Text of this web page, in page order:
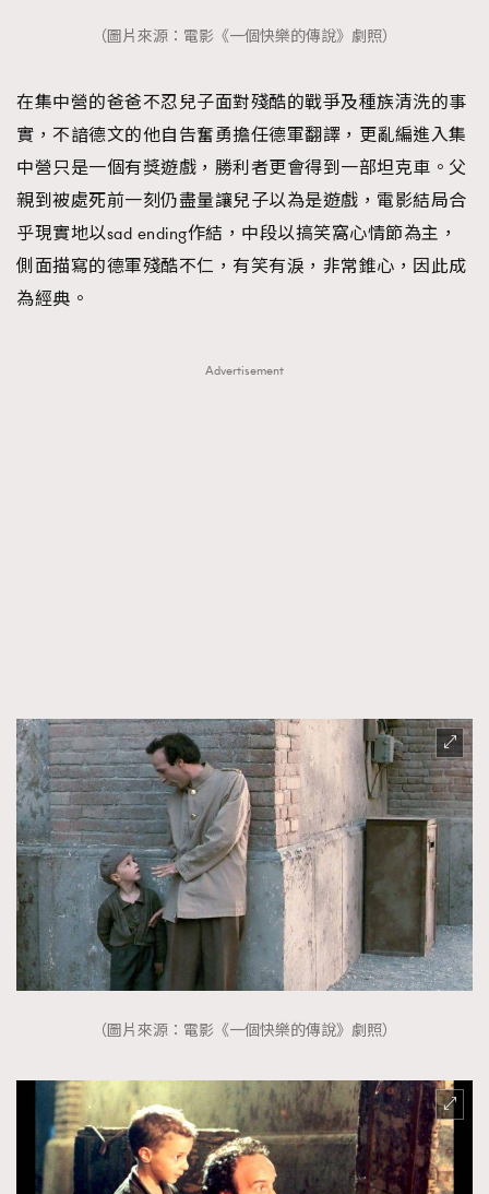
（圖片來源：電影《一個快樂的傳說》劇照）
在集中營的爸爸不忍兒子面對殘酷的戰爭及種族清洗的事
實，不諳德文的他自告奮勇擔任德軍翻譯，更亂編進入集
中營只是一個有獎遊戲，勝利者更會得到一部坦克車。父
親到被處死前一刻仍盡量讓兒子以為是遊戲，電影結局合
乎現實地以sad ending作結，中段以搞笑窩心情節為主，
側面描寫的德軍殘酷不仁，有笑有淚，非常錐心，因此成
為經典。
Advertisement
（圖片來源：電影《一個快樂的傳說》劇照）